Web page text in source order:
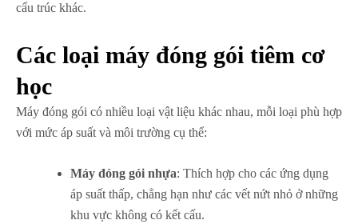
cấu trúc khác.
Các loại máy đóng gói tiêm cơ
học
Máy đóng gói có nhiều loại vật liệu khác nhau, mỗi loại phù hợp
với mức áp suất và môi trường cụ thể:
Máy đóng gói nhựa: Thích hợp cho các ứng dụng
áp suất thấp, chẳng hạn như các vết nứt nhỏ ở những
khu vực không có kết cấu.